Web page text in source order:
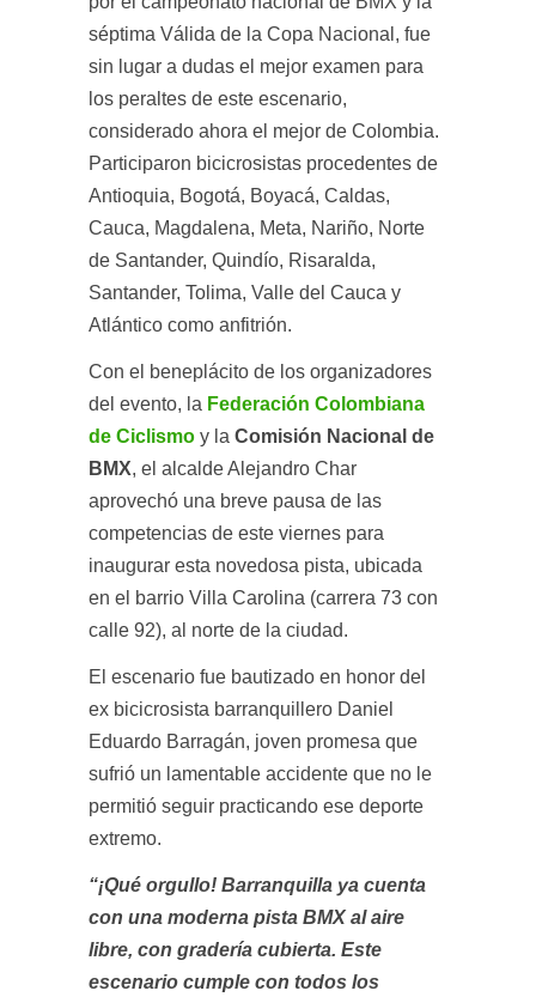
séptima Válida de la Copa Nacional, fue
sin lugar a dudas el mejor examen para
los peraltes de este escenario,
considerado ahora el mejor de Colombia.
Participaron bicicrosistas procedentes de
Antioquia, Bogotá, Boyacá, Caldas,
Cauca, Magdalena, Meta, Nariño, Norte
de Santander, Quindío, Risaralda,
Santander, Tolima, Valle del Cauca y
Atlántico como anfitrión.
Con el beneplácito de los organizadores
del evento, la Federación Colombiana
de Ciclismo y la Comisión Nacional de
BMX, el alcalde Alejandro Char
aprovechó una breve pausa de las
competencias de este viernes para
inaugurar esta novedosa pista, ubicada
en el barrio Villa Carolina (carrera 73 con
calle 92), al norte de la ciudad.
El escenario fue bautizado en honor del
ex bicicrosista barranquillero Daniel
Eduardo Barragán, joven promesa que
sufrió un lamentable accidente que no le
permitió seguir practicando ese deporte
extremo.
“¡Qué orgullo! Barranquilla ya cuenta
con una moderna pista BMX al aire
libre, con gradería cubierta. Este
escenario cumple con todos los